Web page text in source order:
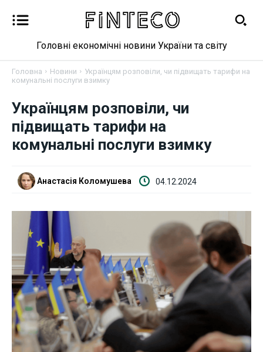
Новини
Бізнес
Криптовалюта
Робота і освіта
Публікації
ФОП
Курс валют
Головні економічні новини України та світу
Головна Новини
Українцям розповіли, чи підвищать тарифи на
комунальні послуги взимку
Українцям розповіли, чи
підвищать тарифи на
комунальні послуги взимку
Анастасія Коломушева 04.12.2024